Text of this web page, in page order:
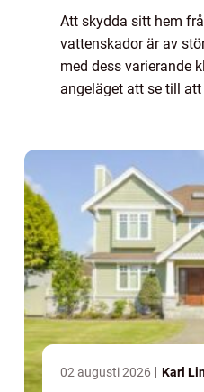
Att skydda sitt hem
vattenskador är av
med dess varierande
angeläget att se till
02 augusti 2026 Karl